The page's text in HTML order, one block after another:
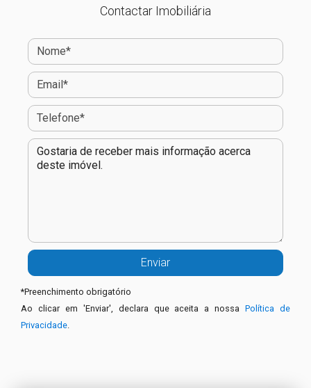
Contactar Imobiliária
*Preenchimento obrigatório
Ao clicar em 'Enviar', declara que aceita a nossaPolítica de
Privacidade